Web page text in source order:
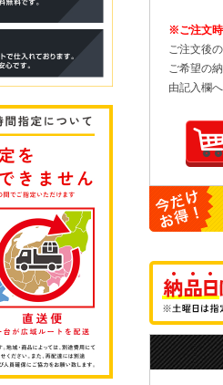
※ご注文
ご注文後
ご希望の
由記入欄